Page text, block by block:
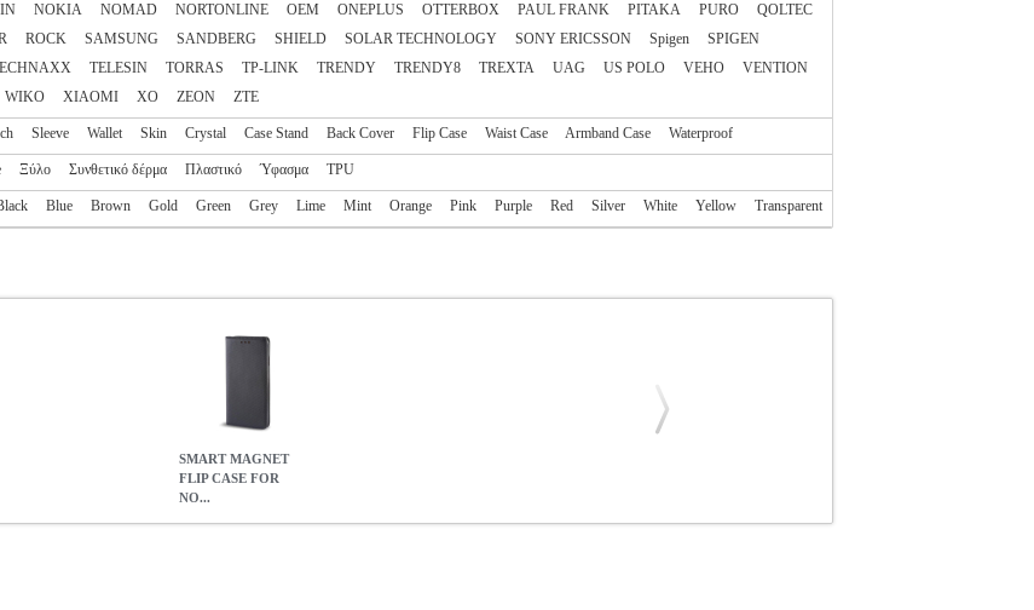
NOKIA NOMAD NORTONLINE OEM ONEPLUS OTTERBOX PAUL FRANK PITAKA PURO
QOLTEC
ROCK SAMSUNG SANDBERG SHIELD SOLAR TECHNOLOGY SONY ERICSSON Spigen
SPIGEN
TELESIN TORRAS TP-LINK TRENDY TRENDY8 TREXTA UAG US POLO VEHO
VENTION
WIKO XIAOMI XO ZEON ZTE
Sleeve Wallet Skin Crystal Case Stand Back Cover Flip Case Waist Case Armband Case Waterproof
Ξύλο Συνθετικό δέρμα Πλαστικό Ύφασμα TPU
Blue Brown Gold Green Grey Lime Mint Orange Pink Purple Red Silver White Yellow Transparent
SMART MAGNET
FLIP CASE FOR
NO...